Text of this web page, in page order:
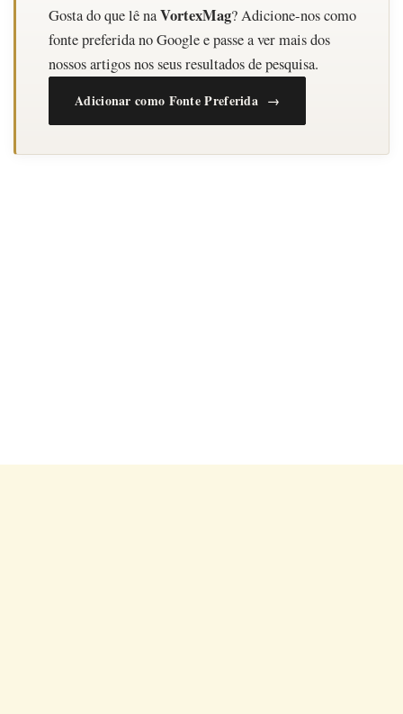
Gosta do que lê naVortexMag? Adicione-nos como
fonte preferida no Google e passe a ver mais dos
nossos artigos nos seus resultados de pesquisa.
Adicionar como Fonte Preferida →